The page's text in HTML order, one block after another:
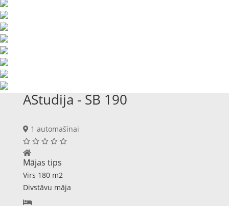
AStudija - SB 190
1 automašīnai
Mājas tips
Virs 180 m2
Divstāvu māja